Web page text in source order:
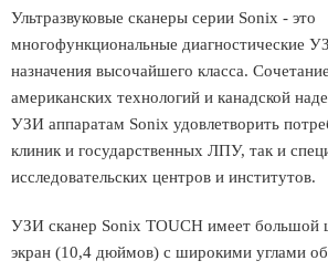
Ультразвуковые сканеры серии Sonix - это
многофункциональные диагностические
назначения высочайшего класса.
американских технологий и канадской
УЗИ аппаратам Sonix удовлетворить
клиник и государственных ЛПУ, так и
исследовательских центров и институтов.
УЗИ сканер Sonix TOUCH имеет большой
экран (10,4 дюймов) с широкими углами